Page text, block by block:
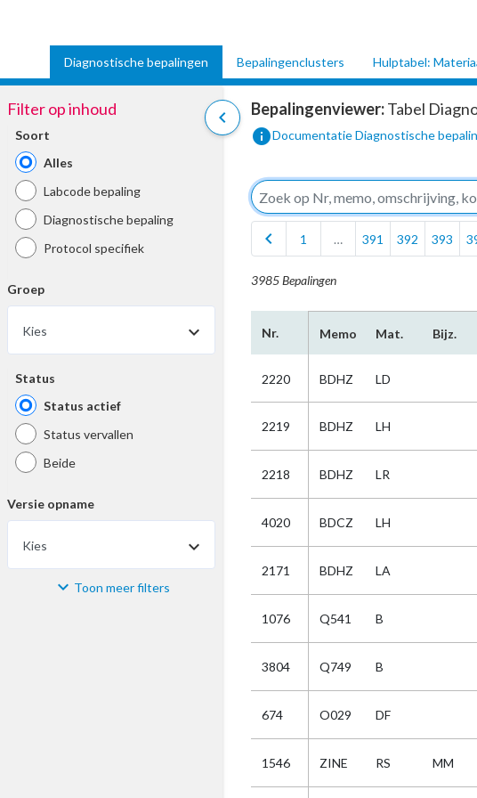
Diagnostische bepalingen Bepalingenclusters Hulptabel:
chevron_left
Filter op inhoud
Soort
Alles
Labcode bepaling
Diagnostische bepaling
Protocol specifiek
Groep
Kies
Status
Status actief
Status vervallen
Beide
Versie opname
Kies
Materiaal Toon meer filters
Bepalingenviewer:Tabel
infoDocumentatie Diagnostische
chevron_left
1 … 391 392 393
3985 Bepalingen
Nr. Memo Mat. Bijz.
2220 BDHZ LD
2219 BDHZ LH
2218 BDHZ LR
4020 BDCZ LH
2171 BDHZ LA
1076 Q541 B
3804 Q749 B
674 O029 DF
1546 ZINE RS MM